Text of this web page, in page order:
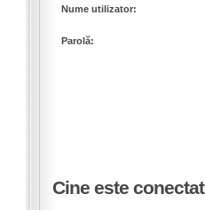
Nume utilizator:
Parolă:
Cine este conectat